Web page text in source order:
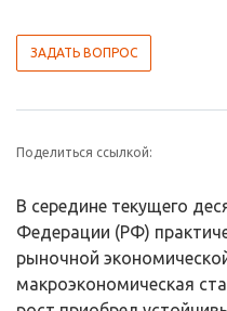
ЗАДАТЬ ВОПРОС
Поделиться ссылкой:
В середине текущего
Федерации (РФ)
рыночной
макроэкономическая